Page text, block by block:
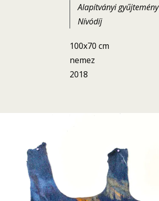
Alapítványi gyűjtemény
Nívódíj
100x70 cm
nemez
2018